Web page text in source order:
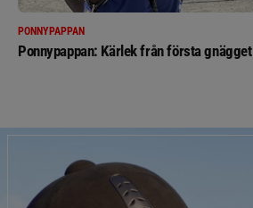
PONNYPAPPAN
Ponnypappan: Kärlek från första gnägget